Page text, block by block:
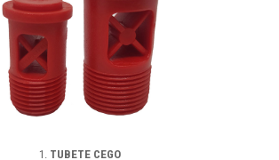
1. TUBETE CEGO